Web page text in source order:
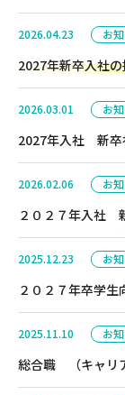
2026.04.23 お
2027年新卒入社の
2026.03.01 お
2027年入社 新卒
2026.02.06 お
２０２７年入社
2025.12.23 お
２０２７年卒学
2025.11.10 お
総合職 （キャリ